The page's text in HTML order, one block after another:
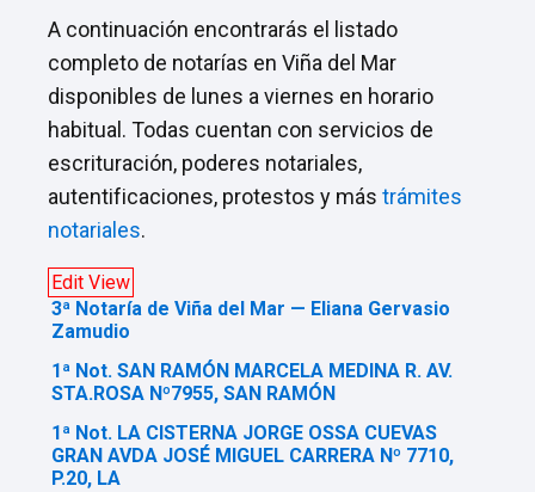
A continuación encontrarás el listado
completo de notarías en Viña del Mar
disponibles de lunes a viernes en horario
habitual. Todas cuentan con servicios de
escrituración, poderes notariales,
autentificaciones, protestos y más trámites
notariales.
Edit View
3ª Notaría de Viña del Mar — Eliana Gervasio
Zamudio
1ª Not. SAN RAMÓN MARCELA MEDINA R. AV.
STA.ROSA Nº7955, SAN RAMÓN
1ª Not. LA CISTERNA JORGE OSSA CUEVAS
GRAN AVDA JOSÉ MIGUEL CARRERA Nº 7710,
P.20, LA